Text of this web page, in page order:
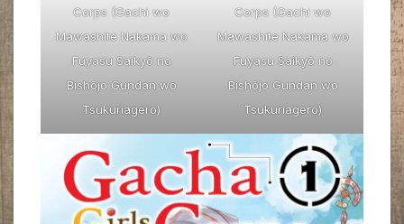
Corps (Gachi wo
Mawashite Nakama wo
Fuyasu Saikyō no
Bishōjo Gundan wo
Tsukuriagero)
Corps (Gachi wo
Mawashite Nakama wo
Fuyasu Saikyō no
Bishōjo Gundan wo
Tsukuriagero)